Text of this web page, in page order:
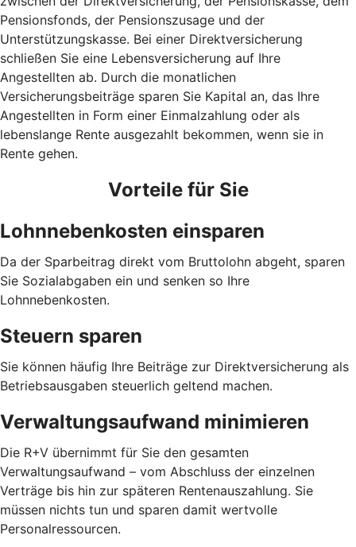
Pensionsfonds, der Pensionszusage und der
Unterstützungskasse. Bei einer Direktversicherung
schließen Sie eine Lebensversicherung auf Ihre
Angestellten ab. Durch die monatlichen
Versicherungsbeiträge sparen Sie Kapital an, das Ihre
Angestellten in Form einer Einmalzahlung oder als
lebenslange Rente ausgezahlt bekommen, wenn sie in
Rente gehen.
Vorteile für Sie
Lohnnebenkosten einsparen
Da der Sparbeitrag direkt vom Bruttolohn abgeht, sparen
Sie Sozialabgaben ein und senken so Ihre
Lohnnebenkosten.
Steuern sparen
Sie können häufig Ihre Beiträge zur Direktversicherung als
Betriebsausgaben steuerlich geltend machen.
Verwaltungsaufwand minimieren
Die R+V übernimmt für Sie den gesamten
Verwaltungsaufwand – vom Abschluss der einzelnen
Verträge bis hin zur späteren Rentenauszahlung. Sie
müssen nichts tun und sparen damit wertvolle
Personalressourcen.